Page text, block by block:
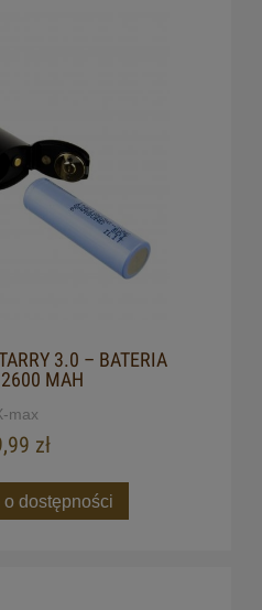
3.0 – BATERIA
MAH
max
zł
dostępności